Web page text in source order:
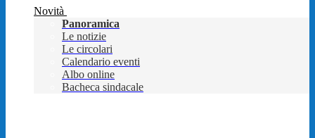
Novità
Panoramica
Le notizie
Le circolari
Calendario eventi
Albo online
Bacheca sindacale